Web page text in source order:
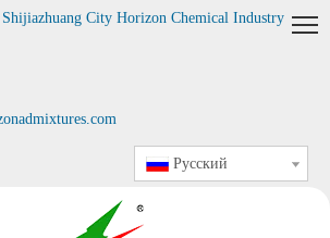
Shijiazhuang City Horizon Chemical Industry
Pусский